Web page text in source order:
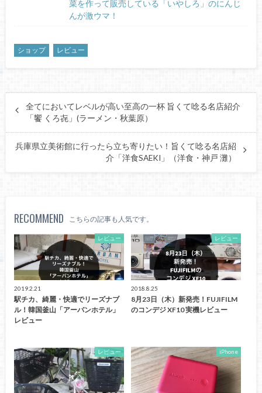
菜を作って販売している「いやしろ」のにんじ
んが激ウマ！
ショップ レビュー
全てにおいてレベルが高い至高の一杯 旨くて唸る名店紹介
「饗 くろ㐂」(ラーメン・秋葉原）
兵庫県立美術館に行ったら立ち寄りたい！旨くて唸る名店紹
介「洋食SAEKI」（洋食・神戸 灘）
RECOMMEND こちらの記事も人気です。
レビュー
2019.2.21
駅チカ、綺麗・快適でリーズナブ
ル！韓国釜山「アーバンホテル」
レビュー
レビュー
2018.8.25
8月23日（木）新発売！FUJIFILM
のコンデジ XF10 実機レビュー
レビュー iPhone